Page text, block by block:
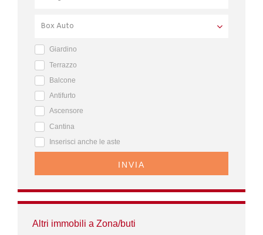
Giardino
Terrazzo
Balcone
Antifurto
Ascensore
Cantina
Inserisci anche le aste
INVIA
Altri immobili a Zona/buti